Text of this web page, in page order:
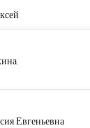
Евгеньевна